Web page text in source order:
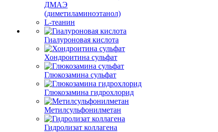
ДМАЭ
(диметиламиноэтанол)
L-теанин
Гиалуроновая кислота
Хондроитина сульфат
Глюкозамина сульфат
Глюкозамина гидрохлорид
Метилсульфонилметан
Гидролизат коллагена